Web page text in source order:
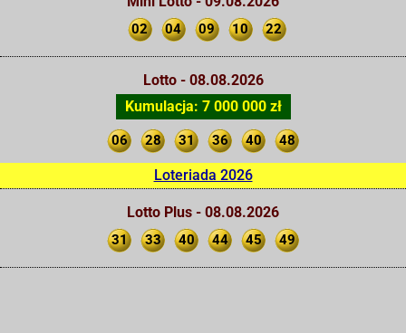
02 04 09 10 22
Lotto - 08.08.2026
Kumulacja: 7 000 000 zł
06 28 31 36 40 48
Loteriada 2026
Lotto Plus - 08.08.2026
31 33 40 44 45 49